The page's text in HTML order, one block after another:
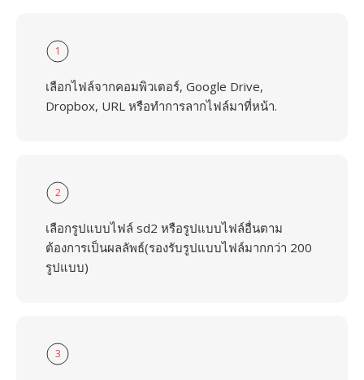
1
เลือกไฟล์จากคอมพิวเตอร์, Google Drive,
Dropbox, URL หรือทำการลากไฟล์มาที่หน้า.
2
เลือกรูปแบบไฟล์ sd2 หรือรูปแบบไฟล์อื่นตาม
ต้องการเป็นผลลัพธ์(รองรับรูปแบบไฟล์มากกว่า 200
รูปแบบ)
3